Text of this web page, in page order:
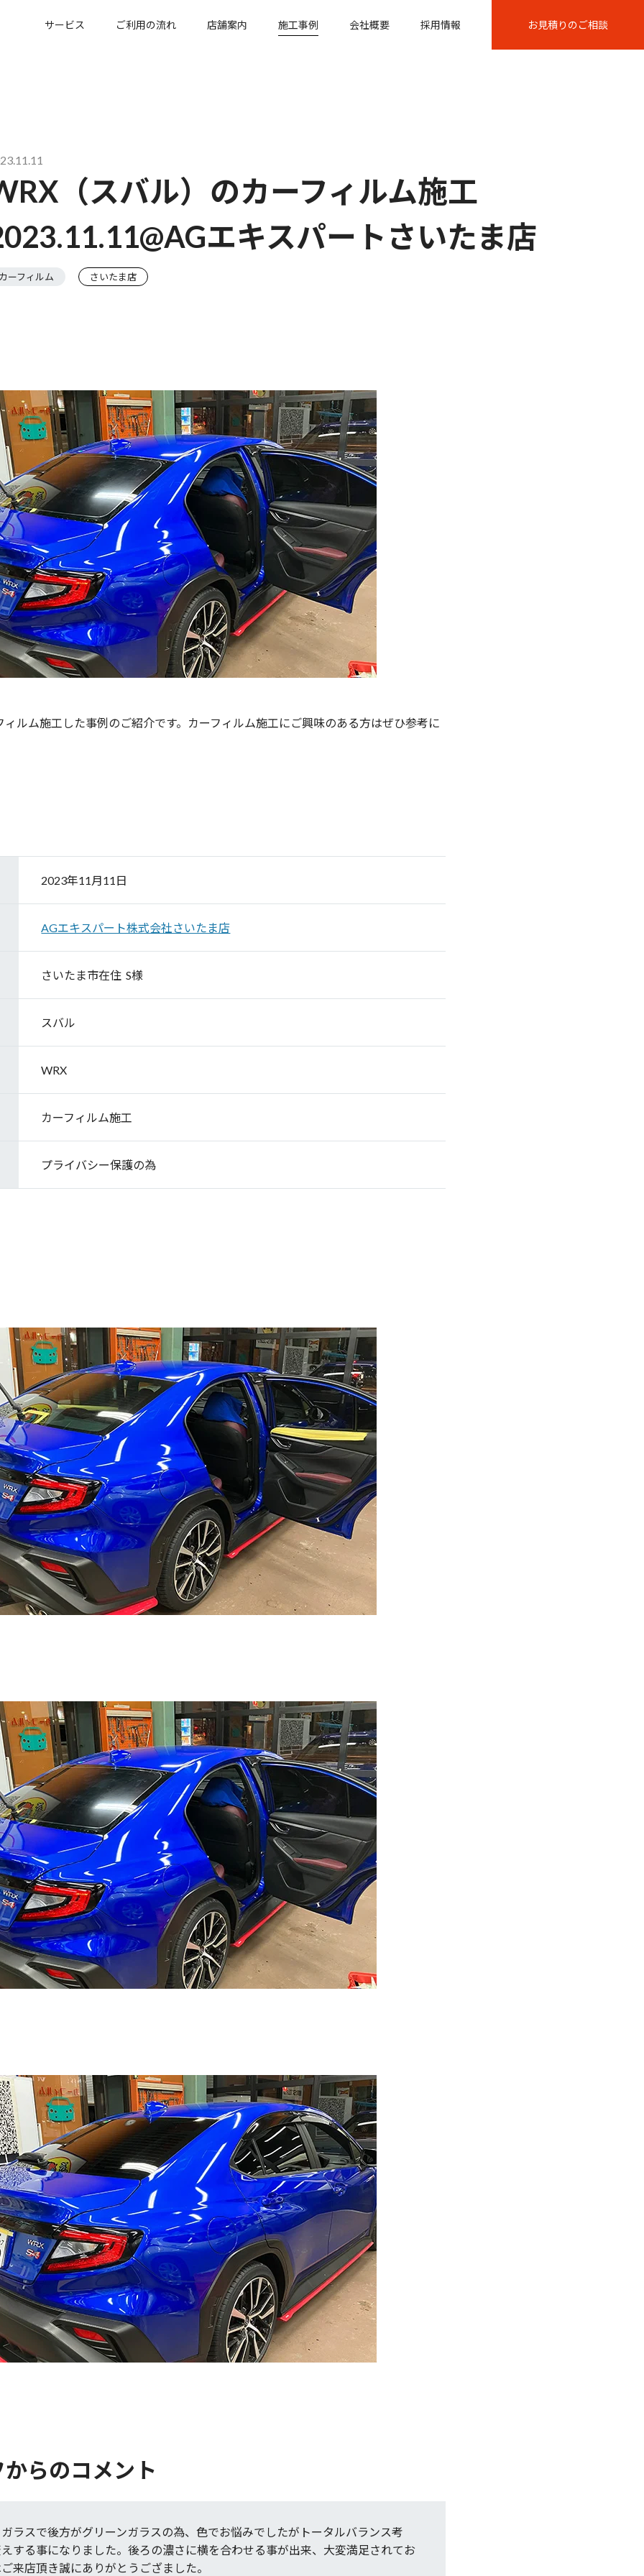
サービス ご利用の流れ 店舗案内 施工事例 会社概要 採用情報 お見積りのご相談
（スバル）のカーフィルム施工
エキスパートさいたま店
ーフィルム さいたま店
ィルム施工した事例のご紹介です。カーフィルム施工にご興味のある方はぜひ参考に
2023年11月11日
AGエキスパート株式会社さいたま店
さいたま市在住 S様
スバル
WRX
カーフィルム施工
プライバシー保護の為
らのコメント
ラスで後方がグリーンガラスの為、色でお悩みでしたがトータルバランス考
する事になりました。後ろの濃さに横を合わせる事が出来、大変満足されてお
来店頂き誠にありがとうござました。